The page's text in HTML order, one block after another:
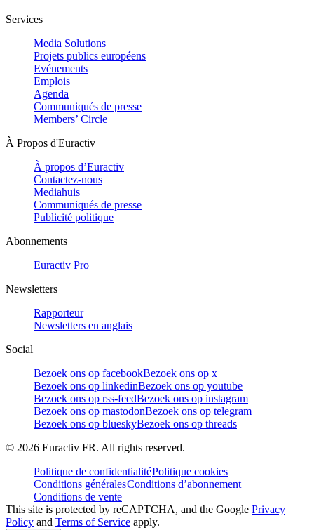
Services
Media Solutions
Projets publics européens
Evénements
Emplois
Agenda
Communiqués de presse
Members’ Circle
À Propos d'Euractiv
À propos d’Euractiv
Contactez-nous
Mediahuis
Communiqués de presse
Publicité politique
Abonnements
Euractiv Pro
Newsletters
Rapporteur
Newsletters en anglais
Social
Bezoek ons op facebookBezoek ons op x
Bezoek ons op linkedinBezoek ons op youtube
Bezoek ons op rss-feedBezoek ons op instagram
Bezoek ons op mastodonBezoek ons op telegram
Bezoek ons op blueskyBezoek ons op threads
© 2026 Euractiv FR. All rights reserved.
Politique de confidentialitéPolitique cookies
Conditions généralesConditions d’abonnement
Conditions de vente
This site is protected by reCAPTCHA, and the Google Privacy
Policy and Terms of Service apply.